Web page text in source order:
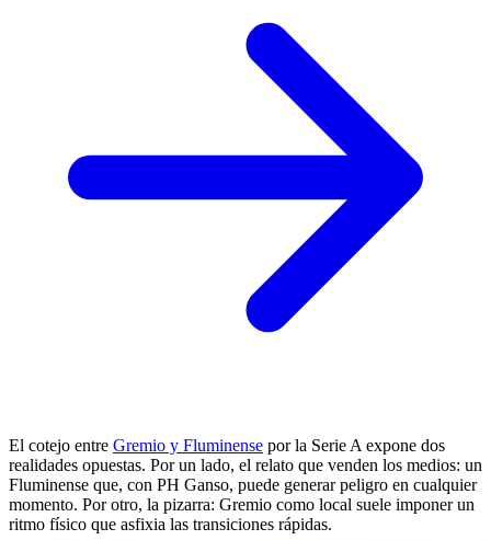
El cotejo entre Gremio y Fluminense por la Serie A expone dos
realidades opuestas. Por un lado, el relato que venden los medios: un
Fluminense que, con PH Ganso, puede generar peligro en cualquier
momento. Por otro, la pizarra: Gremio como local suele imponer un
ritmo físico que asfixia las transiciones rápidas.